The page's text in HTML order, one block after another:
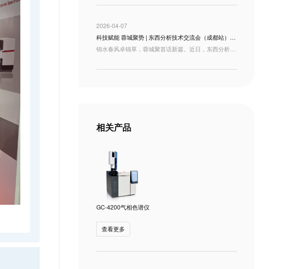
2026-04-07
科技赋能 蓉城聚势 | 东西分析技术交流会（成都站）圆满落幕
锦水春风卓锦草，蓉城聚首话新篇。近日，东西分析技术交流会（成都站）在四川成都隆重举行。本次交流会汇聚了来自西南地区的众多行业专家、科研学者、检验检测机构及企业代表，大家齐聚一堂，共探国产分析仪器发展新机遇，共绘行业高质量发展新蓝图。
相关产品
GC-4200气相色谱仪
查看更多